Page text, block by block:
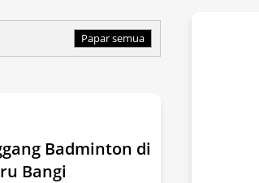
Papar semua
Badminton di
Bangi